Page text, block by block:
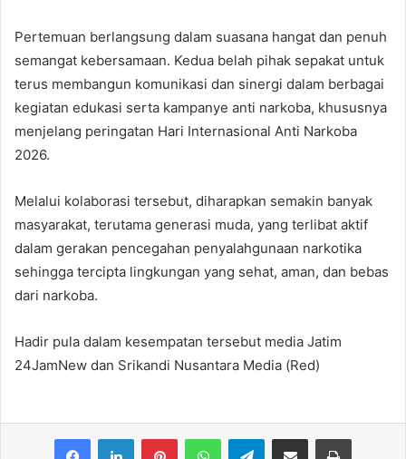
Pertemuan berlangsung dalam suasana hangat dan penuh
semangat kebersamaan. Kedua belah pihak sepakat untuk
terus membangun komunikasi dan sinergi dalam berbagai
kegiatan edukasi serta kampanye anti narkoba, khususnya
menjelang peringatan Hari Internasional Anti Narkoba
2026.
Melalui kolaborasi tersebut, diharapkan semakin banyak
masyarakat, terutama generasi muda, yang terlibat aktif
dalam gerakan pencegahan penyalahgunaan narkotika
sehingga tercipta lingkungan yang sehat, aman, dan bebas
dari narkoba.
Hadir pula dalam kesempatan tersebut media Jatim
24JamNew dan Srikandi Nusantara Media (Red)
Telegram